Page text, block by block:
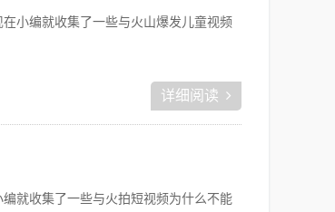
小编就收集了一些与火山爆发儿童视频
详细阅读
就收集了一些与火拍短视频为什么不能